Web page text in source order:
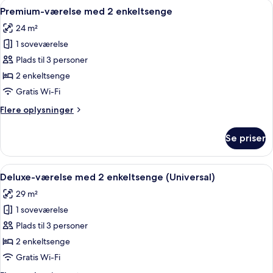
Indlæs
alle
billeder
af
Premium-
værelse
med
enkeltsenge
Et hotelværelse med to senge, et
7
Premium-værelse med 2 enkeltsenge
24 m²
1 soveværelse
Plads til 3 personer
2 enkeltsenge
Gratis Wi-Fi
Flere oplysninger
Flere
værelse
med
2
Se priser
Indlæs
alle
billeder
af
Deluxe-
værelse
med
Et hotelværelse med to senge, et
7
Deluxe-værelse med 2 enkeltsenge (Universal)
29 m²
1 soveværelse
Plads til 3 personer
2 enkeltsenge
Gratis Wi-Fi